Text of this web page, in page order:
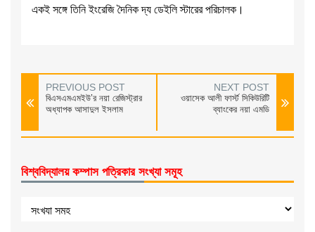
একই সঙ্গে তিনি ইংরেজি দৈনিক দ্য ডেইলি স্টারের পরিচালক।
PREVIOUS POST
বিএসএমএমইউ’র নয়া রেজিস্ট্রার
অধ্যাপক আসাদুল ইসলাম
NEXT POST
ওয়াসেক আলী ফার্স্ট সিকিউরিটি
ব্যাংকের নয়া এমডি
বিশ্ববিদ্যালয় কম্পাস পত্রিকার সংখ্যা সমূহ